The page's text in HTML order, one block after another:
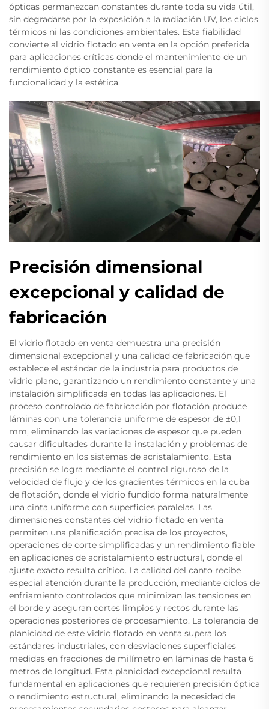
ópticas permanezcan constantes durante toda su vida útil,
sin degradarse por la exposición a la radiación UV, los ciclos
térmicos ni las condiciones ambientales. Esta fiabilidad
convierte al vidrio flotado en venta en la opción preferida
para aplicaciones críticas donde el mantenimiento de un
rendimiento óptico constante es esencial para la
funcionalidad y la estética.
Precisión dimensional
excepcional y calidad de
fabricación
El vidrio flotado en venta demuestra una precisión
dimensional excepcional y una calidad de fabricación que
establece el estándar de la industria para productos de
vidrio plano, garantizando un rendimiento constante y una
instalación simplificada en todas las aplicaciones. El
proceso controlado de fabricación por flotación produce
láminas con una tolerancia uniforme de espesor de ±0,1
mm, eliminando las variaciones de espesor que pueden
causar dificultades durante la instalación y problemas de
rendimiento en los sistemas de acristalamiento. Esta
precisión se logra mediante el control riguroso de la
velocidad de flujo y de los gradientes térmicos en la cuba
de flotación, donde el vidrio fundido forma naturalmente
una cinta uniforme con superficies paralelas. Las
dimensiones constantes del vidrio flotado en venta
permiten una planificación precisa de los proyectos,
operaciones de corte simplificadas y un rendimiento fiable
en aplicaciones de acristalamiento estructural, donde el
ajuste exacto resulta crítico. La calidad del canto recibe
especial atención durante la producción, mediante ciclos de
enfriamiento controlados que minimizan las tensiones en
el borde y aseguran cortes limpios y rectos durante las
operaciones posteriores de procesamiento. La tolerancia de
planicidad de este vidrio flotado en venta supera los
estándares industriales, con desviaciones superficiales
medidas en fracciones de milímetro en láminas de hasta 6
metros de longitud. Esta planicidad excepcional resulta
fundamental en aplicaciones que requieren precisión óptica
o rendimiento estructural, eliminando la necesidad de